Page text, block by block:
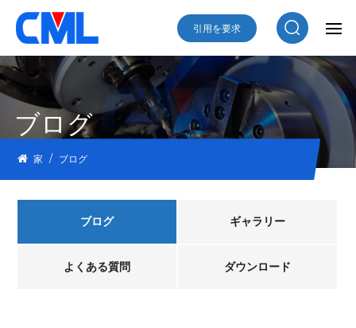
引用を要求
ブログ
家 / ブログ
ブログ ギャラリー
よくある質問 ダウンロード